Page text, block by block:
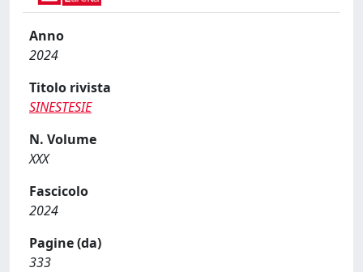
Anno
2024
Titolo rivista
SINESTESIE
N. Volume
XXX
Fascicolo
2024
Pagine (da)
333